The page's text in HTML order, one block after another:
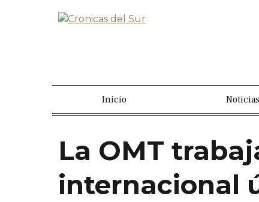
Inicio Noticias
La OMT
internacional